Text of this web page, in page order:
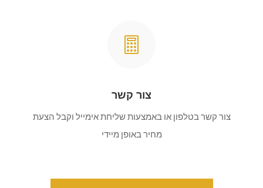

צור קשר
צור קשר בטלפון או באמצעות שליחת אימייל וקבל הצעת
מחיר באופן מיידי